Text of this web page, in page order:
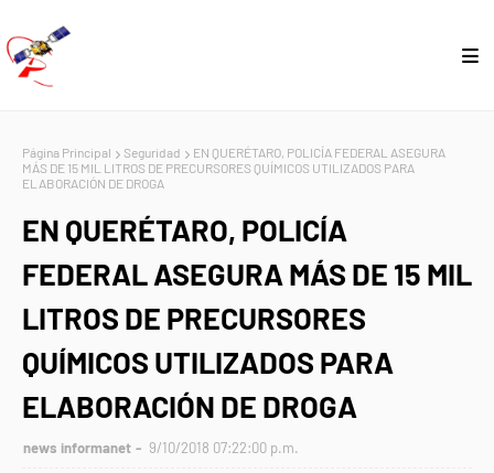
Página Principal Seguridad
EN QUERÉTARO, POLICÍA FEDERAL ASEGURA
MÁS DE 15 MIL LITROS DE PRECURSORES QUÍMICOS UTILIZADOS PARA
ELABORACIÓN DE DROGA
EN QUERÉTARO, POLICÍA
FEDERAL ASEGURA MÁS DE 15 MIL
LITROS DE PRECURSORES
QUÍMICOS UTILIZADOS PARA
ELABORACIÓN DE DROGA
news informanet 9/10/2018 07:22:00 p.m.